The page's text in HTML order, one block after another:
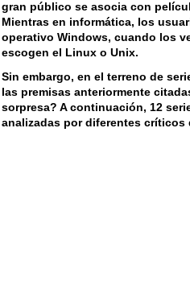
gran público se asocia con
Mientras en informática, los
operativo Windows, cuando los
escogen el Linux o Unix.
Sin embargo, en el terreno de
las premisas anteriormente
sorpresa? A continuación, 12
analizadas por diferentes críticos